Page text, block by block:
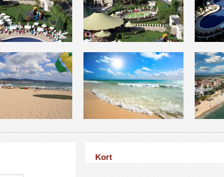
Kort